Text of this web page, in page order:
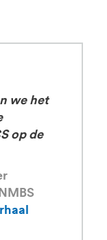
we het
op de